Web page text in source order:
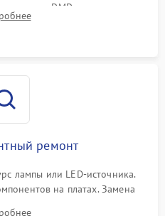
DMD-чипа, датчиков
помощью мультиметра и
ремонт
лампы или LED-источника.
на платах. Замена
установка нового цветового